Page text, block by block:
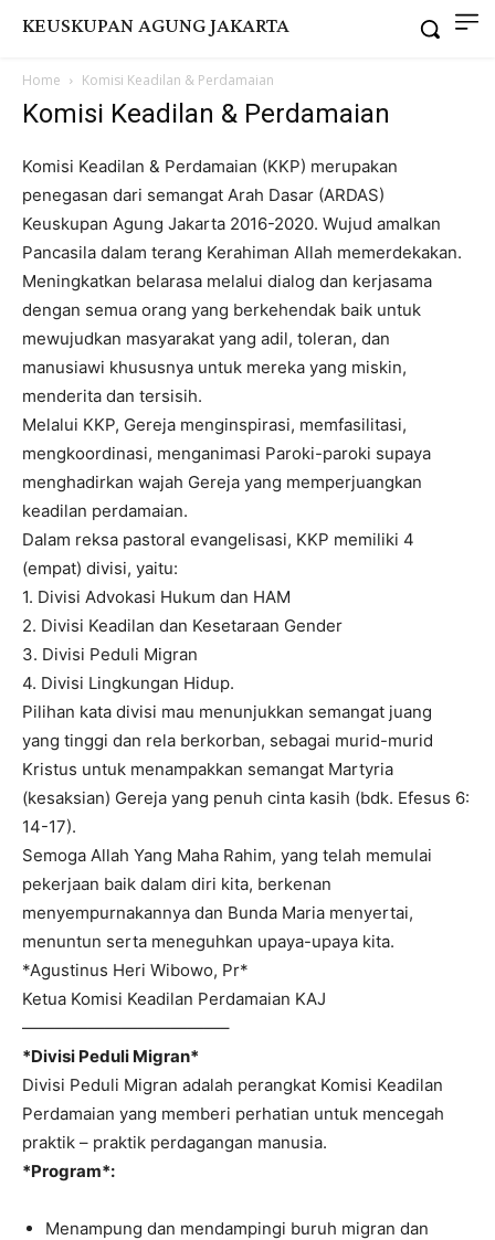
KEUSKUPAN AGUNG JAKARTA
Home Komisi Keadilan & Perdamaian
Komisi Keadilan & Perdamaian
Komisi Keadilan & Perdamaian (KKP) merupakan
penegasan dari semangat Arah Dasar (ARDAS)
Keuskupan Agung Jakarta 2016-2020. Wujud amalkan
Pancasila dalam terang Kerahiman Allah memerdekakan.
Meningkatkan belarasa melalui dialog dan kerjasama
dengan semua orang yang berkehendak baik untuk
mewujudkan masyarakat yang adil, toleran, dan
manusiawi khususnya untuk mereka yang miskin,
menderita dan tersisih.
Melalui KKP, Gereja menginspirasi, memfasilitasi,
mengkoordinasi, menganimasi Paroki-paroki supaya
menghadirkan wajah Gereja yang memperjuangkan
keadilan perdamaian.
Dalam reksa pastoral evangelisasi, KKP memiliki 4
(empat) divisi, yaitu:
1. Divisi Advokasi Hukum dan HAM
2. Divisi Keadilan dan Kesetaraan Gender
3. Divisi Peduli Migran
4. Divisi Lingkungan Hidup.
Pilihan kata divisi mau menunjukkan semangat juang
yang tinggi dan rela berkorban, sebagai murid-murid
Kristus untuk menampakkan semangat Martyria
(kesaksian) Gereja yang penuh cinta kasih (bdk. Efesus 6:
14-17).
Semoga Allah Yang Maha Rahim, yang telah memulai
pekerjaan baik dalam diri kita, berkenan
menyempurnakannya dan Bunda Maria menyertai,
menuntun serta meneguhkan upaya-upaya kita.
*Agustinus Heri Wibowo, Pr*
Ketua Komisi Keadilan Perdamaian KAJ
————————————–
*Divisi Peduli Migran*
Divisi Peduli Migran adalah perangkat Komisi Keadilan
Perdamaian yang memberi perhatian untuk mencegah
praktik – praktik perdagangan manusia.
*Program*:
Menampung dan mendampingi buruh migran dan